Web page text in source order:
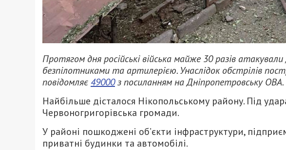
Протягом дня російські війська майже 30 разів
безпілотниками та артилерією. Унаслідок обстрілів
повідомляє49000з посиланням на Дніпропетровську ОВА.
Найбільше дісталося Нікопольському району. Під
Червоногригорівська громади.
У районі пошкоджені об’єкти інфраструктури,
приватні будинки та автомобілі.